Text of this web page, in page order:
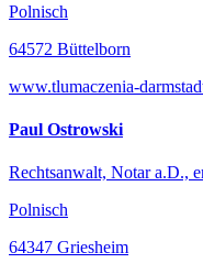
Polnisch
64572 Büttelborn
www.tlumaczenia-
Paul Ostrowski
Rechtsanwalt, Notar a.D.,
Polnisch
64347 Griesheim